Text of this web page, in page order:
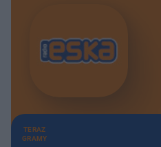
TERAZ
GRAMY